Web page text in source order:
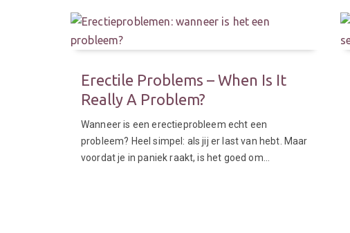
Erectile Problems – When Is It
Really A Problem?
Wanneer is een erectieprobleem echt een
probleem? Heel simpel: als jij er last van hebt. Maar
voordat je in paniek raakt, is het goed om…